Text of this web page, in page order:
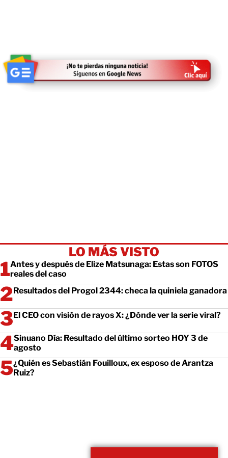
LO MÁS VISTO
Antes y después de Elize Matsunaga: Estas son FOTOS
reales del caso
Resultados del Progol 2344: checa la quiniela ganadora
El CEO con visión de rayos X: ¿Dónde ver la serie viral?
Sinuano Día: Resultado del último sorteo HOY 3 de
agosto
¿Quién es Sebastián Fouilloux, ex esposo de Arantza
Ruiz?